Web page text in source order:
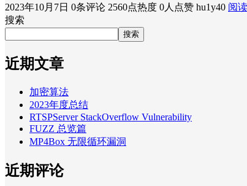
2023年10月7日 0条评论 2560点热度 0人点赞 hu1y40 阅
搜索
搜索
近期文章
加密算法
2023年度总结
RTSPServer StackOverflow Vulnerability
FUZZ 总览篇
MP4Box 无限循环漏洞
近期评论